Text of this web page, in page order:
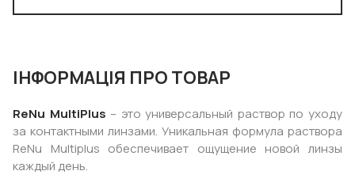
ІНФОРМАЦІЯ ПРО ТОВАР
ReNu MultiPlus – это универсальный раствор по уходу
за контактными линзами. Уникальная формула раствора
ReNu Multiplus обеспечивает ощущение новой линзы
каждый день.